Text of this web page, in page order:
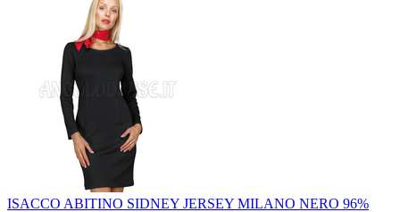
ISACCO ABITINO SIDNEY JERSEY MILANO NERO 96%